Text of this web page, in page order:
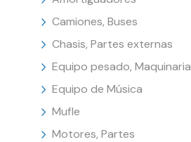
Camiones, Buses
Chasis, Partes externas
Equipo pesado, Maquinaria
Equipo de Música
Mufle
Motores, Partes